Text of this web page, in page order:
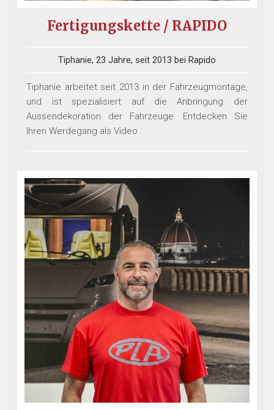
Fertigungskette / RAPIDO
Tiphanie, 23 Jahre, seit 2013 bei Rapido
Tiphanie arbeitet seit 2013 in der Fahrzeugmontage,
und ist spezialisiert auf die Anbringung der
Aussendekoration der Fahrzeuge. Entdecken Sie
Ihren Werdegang als Video :